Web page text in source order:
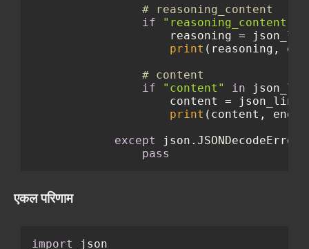
# reasoning_content
if
"reasoning_content"
reasoning =
print (reasoning,
# content
if
"content" in
                    content = json_line[
print (content, end=
except
json.JSONDecodeError:
pass
एकल परिणाम
import
json